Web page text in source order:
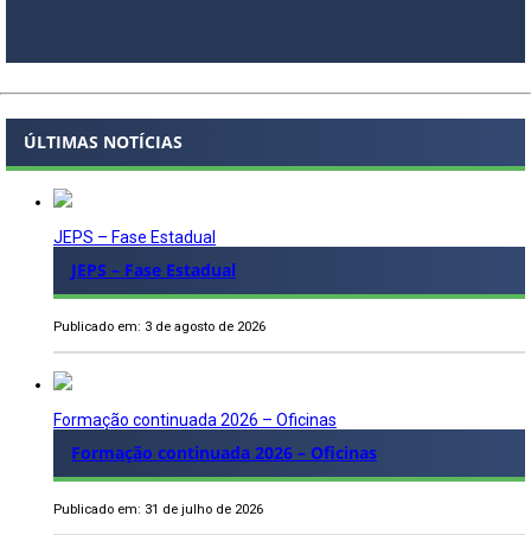
ÚLTIMAS NOTÍCIAS
JEPS – Fase Estadual
JEPS – Fase Estadual
Publicado em: 3 de agosto de 2026
Formação continuada 2026 – Oficinas
Formação continuada 2026 – Oficinas
Publicado em: 31 de julho de 2026